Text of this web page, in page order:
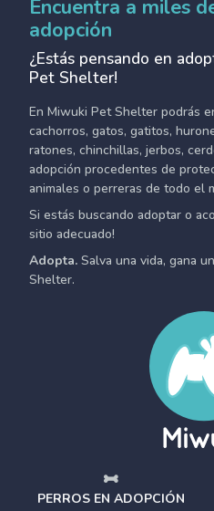
Encuentra a miles
adopción
¿Estás pensando en
Pet Shelter!
En Miwuki Pet Shelter podrás
cachorros, gatos, gatitos,
ratones, chinchillas, jerbos,
adopción procedentes de
animales o perreras de todo el
Si estás buscando adoptar o
sitio adecuado!
Adopta. Salva una vida, gana
Shelter.
PERROS EN ADOPCIÓN